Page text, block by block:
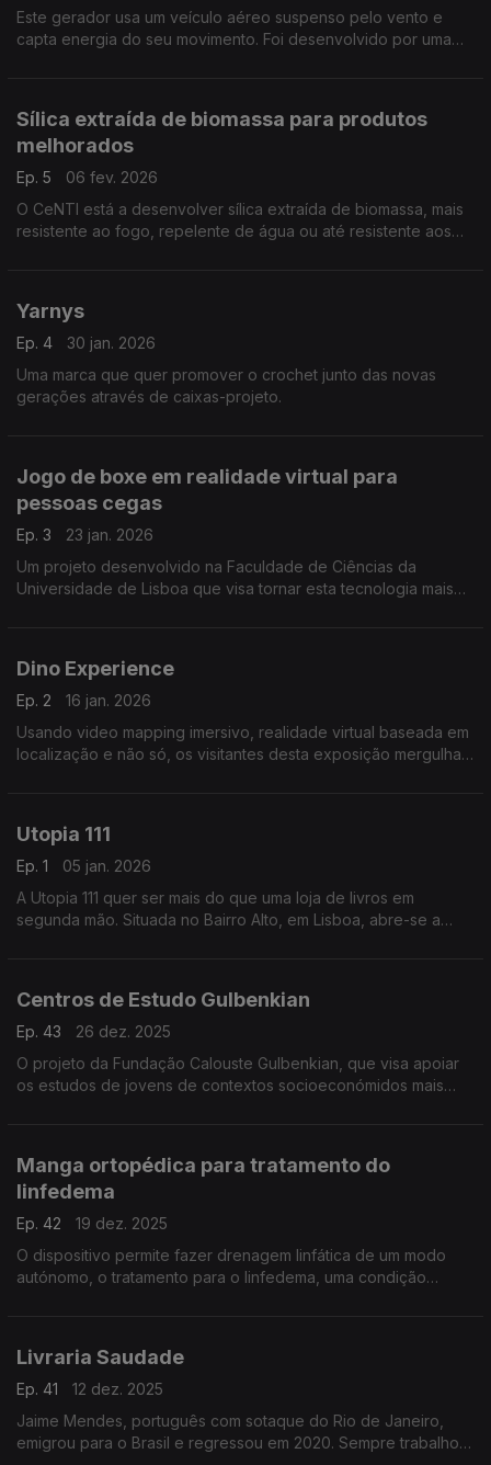
Este gerador usa um veículo aéreo suspenso pelo vento e
capta energia do seu movimento. Foi desenvolvido por uma
Sílica extraída de biomassa para produtos
melhorados
Ep. 5
06 fev. 2026
O CeNTI está a desenvolver sílica extraída de biomassa, mais
resistente ao fogo, repelente de água ou até resistente aos
Yarnys
Ep. 4
30 jan. 2026
Uma marca que quer promover o crochet junto das novas
gerações através de caixas-projeto.
Jogo de boxe em realidade virtual para
pessoas cegas
Ep. 3
23 jan. 2026
Um projeto desenvolvido na Faculdade de Ciências da
Universidade de Lisboa que visa tornar esta tecnologia mais
Dino Experience
Ep. 2
16 jan. 2026
Usando video mapping imersivo, realidade virtual baseada em
localização e não só, os visitantes desta exposição mergulham
Utopia 111
Ep. 1
05 jan. 2026
A Utopia 111 quer ser mais do que uma loja de livros em
segunda mão. Situada no Bairro Alto, em Lisboa, abre-se a
Centros de Estudo Gulbenkian
Ep. 43
26 dez. 2025
O projeto da Fundação Calouste Gulbenkian, que visa apoiar
os estudos de jovens de contextos socioeconómidos mais
Manga ortopédica para tratamento do
linfedema
Ep. 42
19 dez. 2025
O dispositivo permite fazer drenagem linfática de um modo
autónomo, o tratamento para o linfedema, uma condição
Livraria Saudade
Ep. 41
12 dez. 2025
Jaime Mendes, português com sotaque do Rio de Janeiro,
emigrou para o Brasil e regressou em 2020. Sempre trabalhou